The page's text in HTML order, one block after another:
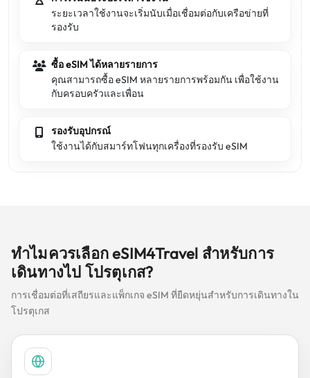
ระยะเวลาใช้งานจะเริ่มนับเมื่อเชื่อมต่อกับเครือข่ายที่
รองรับ
ซื้อ eSIM ได้หลายรายการ
คุณสามารถซื้อ eSIM หลายรายการพร้อมกัน เพื่อใช้งาน
กับครอบครัวและเพื่อน
รองรับอุปกรณ์
ใช้งานได้กับสมาร์ทโฟนทุกเครื่องที่รองรับ eSIM
ทำไมควรเลือก eSIM4Travel สำหรับการ
เดินทางไป โปรตุเกส?
การเชื่อมต่อที่เสถียรและแพ็กเกจ eSIM ที่ยืดหยุ่นสำหรับการเดินทางใน
โปรตุเกส